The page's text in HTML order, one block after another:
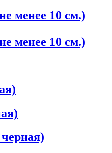
менее 10 см.)
менее 10 см.)